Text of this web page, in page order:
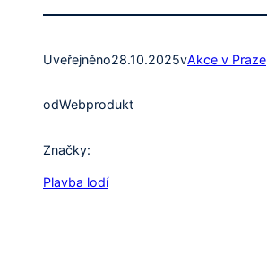
Uveřejněno28.10.2025vAkce v Praze
odWebprodukt
Značky:
Plavba lodí